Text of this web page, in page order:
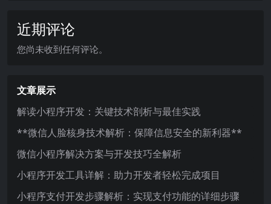
近期评论
您尚未收到任何评论。
文章展示
解读小程序开发：关键技术剖析与最佳实践
**微信人脸核身技术解析：保障信息安全的新利器**
微信小程序解决方案与开发技巧全解析
小程序开发工具详解：助力开发者轻松完成项目
小程序支付开发步骤解析：实现支付功能的详细步骤